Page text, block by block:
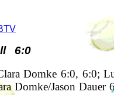
6:0
Domke 6:0, 6:0;
Domke/Jason